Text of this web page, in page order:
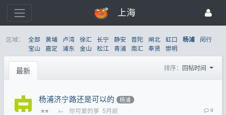
上海
区域： 全部 黄埔 卢湾 徐汇 长宁 静安 普陀 闸北 虹口 杨浦
闵行
宝山
嘉定 浦东 金山 松江 青浦 南汇 奉贤 崇明
最新 排序： 回帖时间
杨浦济宁路还是可以的 杨浦
⭐⭐ ← 你可爱的爹 5月前 9